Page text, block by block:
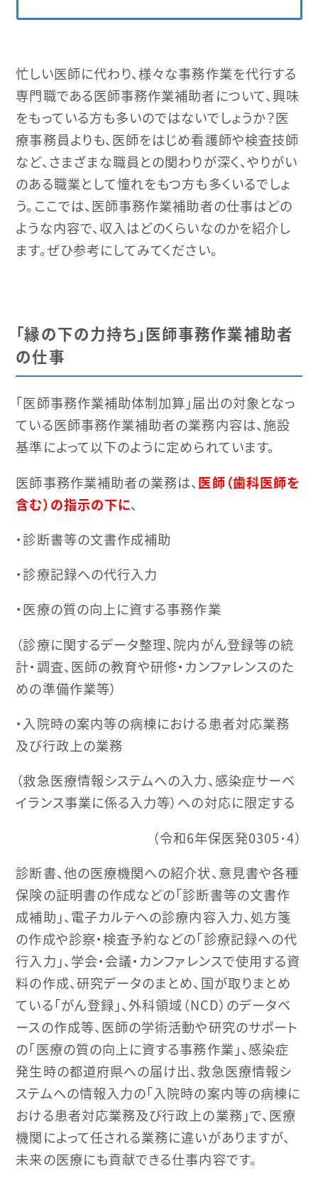
忙しい医師に代わり、様々な事務作業を代行する
専門職である医師事務作業補助者について、興味
をもっている方も多いのではないでしょうか？医
療事務員よりも、医師をはじめ看護師や検査技師
など、さまざまな職員との関わりが深く、やりがい
のある職業として憧れをもつ方も多くいるでしょ
う。ここでは、医師事務作業補助者の仕事はどの
ような内容で、収入はどのくらいなのかを紹介し
ます。ぜひ参考にしてみてください。
「縁の下の力持ち」医師事務作業補助者
の仕事
「医師事務作業補助体制加算」届出の対象となっ
ている医師事務作業補助者の業務内容は、施設
基準によって以下のように定められています。
医師事務作業補助者の業務は、 医師（歯科医師を
含む）の指示の下に、
・診断書等の文書作成補助
・診療記録への代行入力
・医療の質の向上に資する事務作業
（診療に関するデータ整理、院内がん登録等の統
計・調査、医師の教育や研修・カンファレンスのた
めの準備作業等）
・入院時の案内等の病棟における患者対応業務
及び行政上の業務
（救急医療情報システムへの入力、感染症サーベ
イランス事業に係る入力等）への対応に限定する
（令和6年保医発0305･4）
診断書、他の医療機関への紹介状、意見書や各種
保険の証明書の作成などの「診断書等の文書作
成補助」、電子カルテへの診療内容入力、処方箋
の作成や診察・検査予約などの「診療記録への代
行入力」、学会・会議・カンファレンスで使用する資
料の作成、研究データのまとめ、国が取りまとめ
ている「がん登録」、外科領域（NCD）のデータベ
ースの作成等、医師の学術活動や研究のサポート
の「医療の質の向上に資する事務作業」、感染症
発生時の都道府県への届け出、救急医療情報シ
ステムへの情報入力の「入院時の案内等の病棟に
おける患者対応業務及び行政上の業務」で、医療
機関によって任される業務に違いがありますが、
未来の医療にも貢献できる仕事内容です。